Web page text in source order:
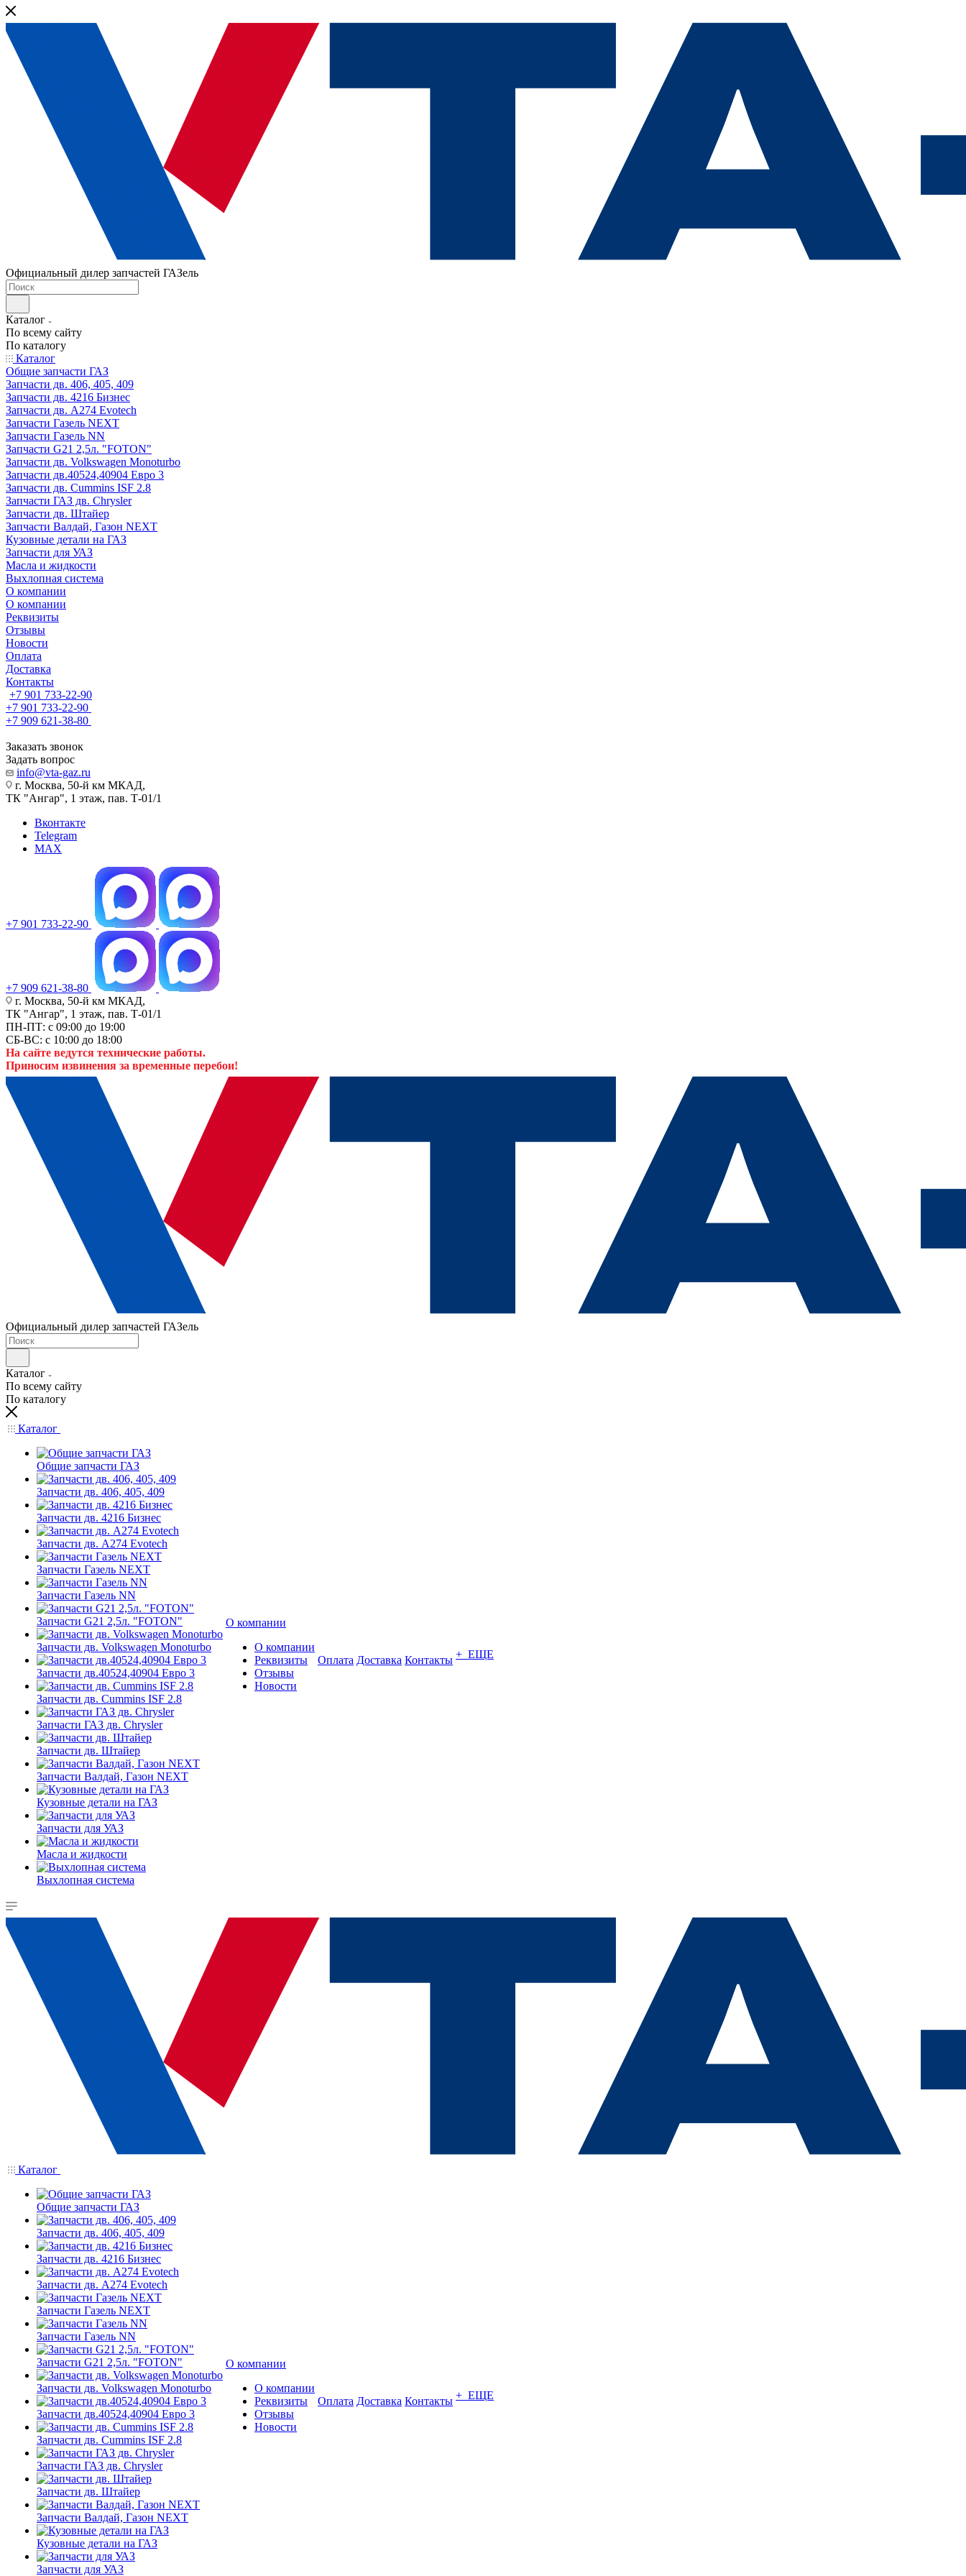
Официальный дилер запчастей ГАЗель
Каталог
По всему сайту
По каталогу
Каталог
Общие запчасти ГАЗ
Запчасти дв. 406, 405, 409
Запчасти дв. 4216 Бизнес
Запчасти дв. A274 Evotech
Запчасти Газель NEXT
Запчасти Газель NN
Запчасти G21 2,5л. "FOTON"
Запчасти дв. Volkswagen Monoturbo
Запчасти дв.40524,40904 Евро 3
Запчасти дв. Cummins ISF 2.8
Запчасти ГАЗ дв. Chrysler
Запчасти дв. Штайер
Запчасти Валдай, Газон NEXT
Кузовные детали на ГАЗ
Запчасти для УАЗ
Масла и жидкости
Выхлопная система
О компании
О компании
Реквизиты
Отзывы
Новости
Оплата
Доставка
Контакты
+7 901 733-22-90
+7 901 733-22-90
+7 909 621-38-80
Заказать звонок
Задать вопрос
info@vta-gaz.ru
г. Москва, 50-й км МКАД,
ТК "Ангар", 1 этаж, пав. Т-01/1
Вконтакте
Telegram
MAX
+7 901 733-22-90
+7 909 621-38-80
г. Москва, 50-й км МКАД,
ТК "Ангар", 1 этаж, пав. Т-01/1
ПН-ПТ: с 09:00 до 19:00
СБ-ВС: с 10:00 до 18:00
На сайте ведутся технические работы.
Приносим извинения за временные перебои!
Официальный дилер запчастей ГАЗель
Каталог
По всему сайту
По каталогу
Каталог
Общие запчасти ГАЗ
Запчасти дв. 406, 405, 409
Запчасти дв. 4216 Бизнес
Запчасти дв. A274 Evotech
Запчасти Газель NEXT
Запчасти Газель NN
Запчасти G21 2,5л. "FOTON"
Запчасти дв. Volkswagen Monoturbo
Запчасти дв.40524,40904 Евро 3
Запчасти дв. Cummins ISF 2.8
Запчасти ГАЗ дв. Chrysler
Запчасти дв. Штайер
Запчасти Валдай, Газон NEXT
Кузовные детали на ГАЗ
Запчасти для УАЗ
Масла и жидкости
Выхлопная система
О компании
О компании
Реквизиты
Отзывы
Новости
Оплата Доставка Контакты + ЕЩЕ
Каталог
Общие запчасти ГАЗ
Запчасти дв. 406, 405, 409
Запчасти дв. 4216 Бизнес
Запчасти дв. A274 Evotech
Запчасти Газель NEXT
Запчасти Газель NN
Запчасти G21 2,5л. "FOTON"
Запчасти дв. Volkswagen Monoturbo
Запчасти дв.40524,40904 Евро 3
Запчасти дв. Cummins ISF 2.8
Запчасти ГАЗ дв. Chrysler
Запчасти дв. Штайер
Запчасти Валдай, Газон NEXT
Кузовные детали на ГАЗ
Запчасти для УАЗ
О компании
О компании
Реквизиты
Отзывы
Новости
Оплата Доставка Контакты + ЕЩЕ